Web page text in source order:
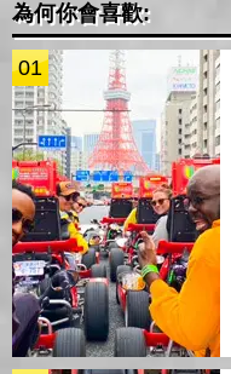
為何你會喜歡:
01